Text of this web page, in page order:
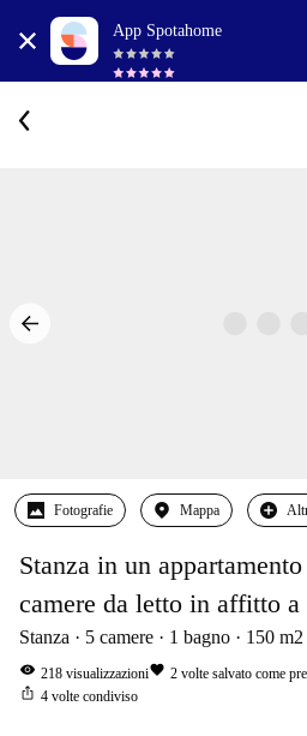
App Spotahome
Fotografie Mappa
Stanza in un
camere da letto in affitto
Stanza 5 camere 1 bagno 150 m2
visibility 218 visualizzazionifavorite 2 volte salvato come
ios_share 4 volte condiviso